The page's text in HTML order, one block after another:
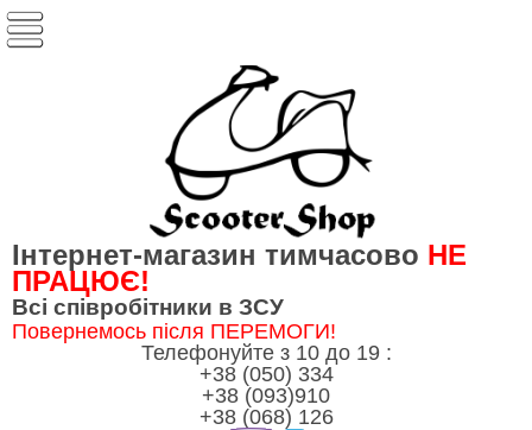
Інтернет-магазин тимчасово НЕ
ПРАЦЮЄ!
Всі співробітники в ЗСУ
Повернемось після ПЕРЕМОГИ!
Телефонуйте з 10 до 19 :
+38 (050) 334
+38 (093)910
+38 (068) 126